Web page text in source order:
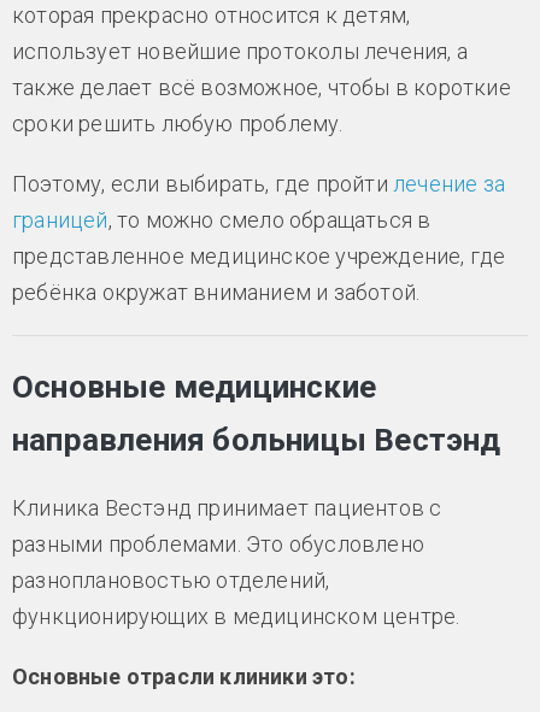
которая прекрасно относится к детям,
использует новейшие протоколы лечения, а
также делает всё возможное, чтобы в короткие
сроки решить любую проблему.
Поэтому, если выбирать, где пройти лечение за
границей, то можно смело обращаться в
представленное медицинское учреждение, где
ребёнка окружат вниманием и заботой.
Основные медицинские
направления больницы Вестэнд
Клиника Вестэнд принимает пациентов с
разными проблемами. Это обусловлено
разноплановостью отделений,
функционирующих в медицинском центре.
Основные отрасли клиники это: